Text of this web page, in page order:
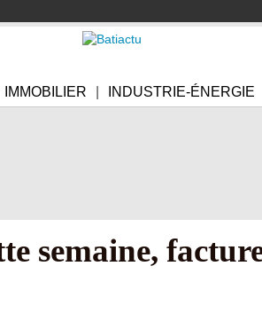
IMMOBILIER INDUSTRIE-ÉNERGIE
semaine,